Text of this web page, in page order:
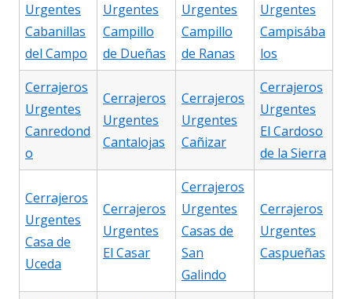
Urgentes
Cabanillas
del Campo
Urgentes
Campillo
de Dueñas
Urgentes
Campillo
de Ranas
Urgentes
Campisába
los
Cerrajeros
Urgentes
Canredond
o
Cerrajeros
Urgentes
Cantalojas
Cerrajeros
Urgentes
Cañizar
Cerrajeros
Urgentes
El Cardoso
de la Sierra
Cerrajeros
Urgentes
Casa de
Uceda
Cerrajeros
Urgentes
El Casar
Cerrajeros
Urgentes
Casas de
San
Galindo
Cerrajeros
Urgentes
Caspueñas